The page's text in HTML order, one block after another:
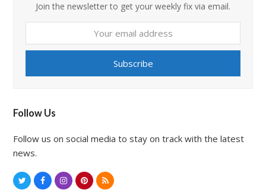
Join the newsletter to get your weekly fix via email.
email
Subscribe
Follow Us
Follow us on social media to stay on track with the latest
news.
T
P
R